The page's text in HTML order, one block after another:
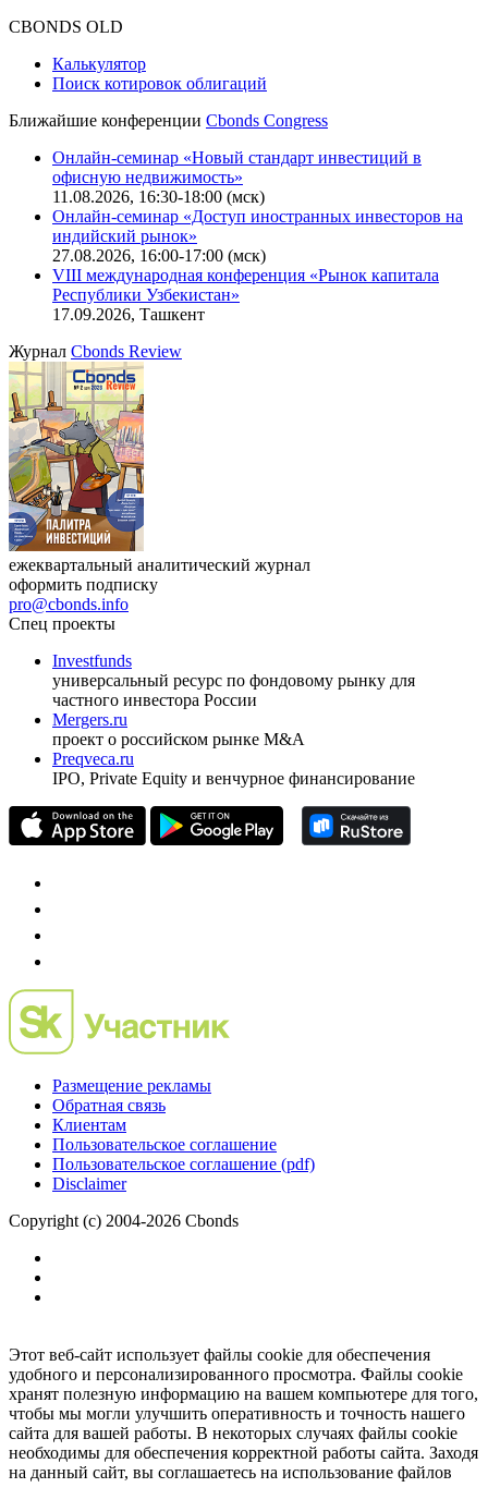
CBONDS OLD
Калькулятор
Поиск котировок облигаций
Ближайшие конференции Cbonds Congress
Онлайн-семинар «Новый стандарт инвестиций в
офисную недвижимость»
11.08.2026, 16:30-18:00 (мск)
Онлайн-семинар «Доступ иностранных инвесторов на
индийский рынок»
27.08.2026, 16:00-17:00 (мск)
VIII международная конференция «Рынок капитала
Республики Узбекистан»
17.09.2026, Ташкент
Журнал Cbonds Review
ежеквартальный аналитический журнал
оформить подписку
pro@cbonds.info
Спец проекты
Investfunds
универсальный ресурс по фондовому рынку для
частного инвестора России
Mergers.ru
проект о российском рынке M&A
Preqveca.ru
IPO, Private Equity и венчурное финансирование
Размещение рекламы
Обратная связь
Клиентам
Пользовательское соглашение
Пользовательское соглашение (pdf)
Disclaimer
Copyright (c) 2004-2026 Cbonds
Этот веб-сайт использует файлы cookie для обеспечения
удобного и персонализированного просмотра. Файлы cookie
хранят полезную информацию на вашем компьютере для того,
чтобы мы могли улучшить оперативность и точность нашего
сайта для вашей работы. В некоторых случаях файлы cookie
необходимы для обеспечения корректной работы сайта. Заходя
на данный сайт, вы соглашаетесь на использование файлов